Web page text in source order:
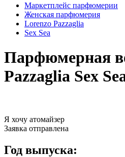
Маркетплейс парфюмерии
Женская парфюмерия
Lorenzo Pazzaglia
Sex Sea
Парфюмерная
Pazzaglia Sex
Я хочу атомайзер
Заявка отправлена
Год выпуска: